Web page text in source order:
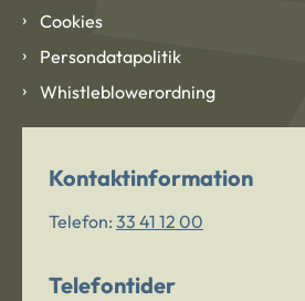
Cookies
Persondatapolitik
Whistleblowerordning
Kontaktinformation
Telefon: 33 41 12 00
Telefontider